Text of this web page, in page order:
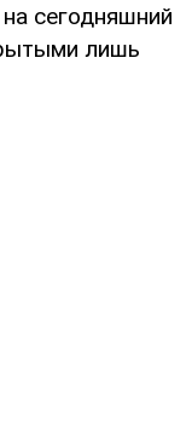
сегодняшний
лишь